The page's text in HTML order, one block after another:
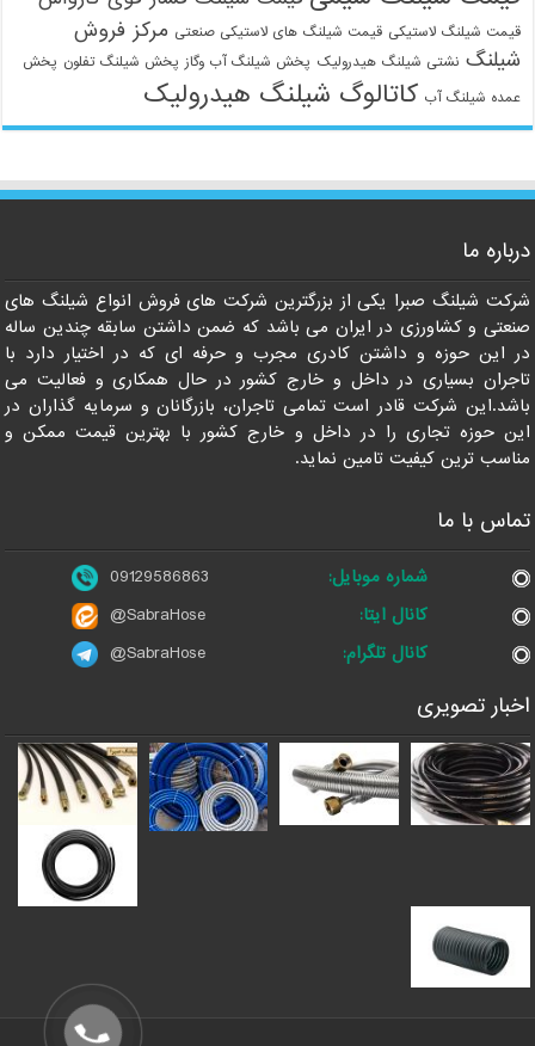
قیمت شیلنگ لاستیکی قیمت شیلنگ های لاستیکی صنعتی مرکز فروش
شیلنگ نشتی شیلنگ هیدرولیک پخش شیلنگ آب وگاز پخش شیلنگ تفلون پخش
عمده شیلنگ آب کاتالوگ شیلنگ هیدرولیک
درباره ما
شرکت شیلنگ صبرا یکی از بزرگترین شرکت های فروش انواع شیلنگ های
صنعتی و کشاورزی در ایران می باشد که ضمن داشتن سابقه چندین ساله
در این حوزه و داشتن کادری مجرب و حرفه ای که در اختیار دارد با
تاجران بسیاری در داخل و خارج کشور در حال همکاری و فعالیت می
باشد.این شرکت قادر است تمامی تاجران، بازرگانان و سرمایه گذاران در
این حوزه تجاری را در داخل و خارج کشور با بهترین قیمت ممکن و
مناسب ترین کیفیت تامین نماید.
تماس با ما
شماره موبایل:
09129586863
کانال ایتا:
@SabraHose
کانال تلگرام:
@SabraHose
اخبار تصویری
09129586863